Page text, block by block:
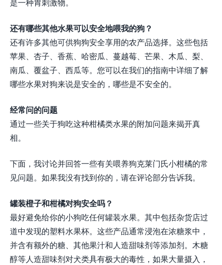
还有哪些其他水果可以安全地喂我的狗？
还有许多其他可供狗狗安全享用的农产品选择。这些包括
苹果、杏子、香蕉、哈密瓜、蔓越莓、芒果、木瓜、梨、
南瓜、覆盆子、西瓜等。您可以在我们的指南中详细了解
哪些水果对狗来说是安全的，哪些是不安全的。
经常问的问题
通过一些关于狗吃这种柑橘类水果的附加问题来揭开真
相。
下面，我讨论并回答一些有关喂养狗克莱门氏小柑橘的常
见问题。如果我没有找到你的，请在评论部分告诉我。
罐装橙子和柑橘对狗安全吗？
最好避免给你的小狗吃任何罐装水果。其中包括杂货店过
道中发现的塑料水果杯。这些产品通常浸泡在浓糖浆中，
并含有额外的糖、其他果汁和人造甜味剂等添加剂。木糖
醇等人造甜味剂对犬类具有极大的毒性，如果大量摄入，